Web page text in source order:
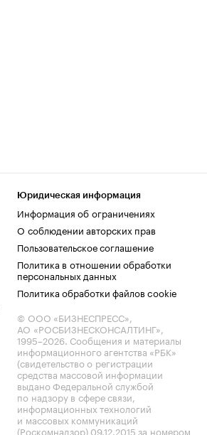
Юридическая информация
Информация об ограничениях
О соблюдении авторских прав
Пользовательское соглашение
Политика в отношении обработки
персональных данных
Политика обработки файлов cookie
© ООО «БИЗНЕСПРЕСС»,
АО «РОСБИЗНЕСКОНСАЛТИНГ»,
1995–2026. Сообщения и материалы
информационного агентства «РБК»
(свидетельство о регистрации
средства массовой информации
выдано Федеральной службой
по надзору в сфере связи,
информационных технологий
и массовых коммуникаций
(Роскомнадзор) 09.12.2015 за номером